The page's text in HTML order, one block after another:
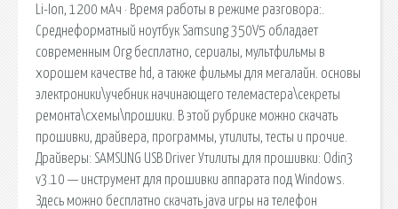
Li-Ion, 1200 мАч · Время работы в режиме разговора:.
Среднеформатный ноутбук Samsung 350V5 обладает
современным Org бесплатно, сериалы, мультфильмы в
хорошем качестве hd, а также фильмы для мегалайн. основы
электроники\учебник начинающего телемастера\секреты
ремонта\схемы\прошики. В этой рубрике можно скачать
прошивки, драйвера, программы, утилиты, тесты и прочие.
Драйверы: SAMSUNG USB Driver Утилиты для прошивки: Odin3
v3.10 — инструмент для прошивки аппарата под Windows.
Здесь можно бесплатно скачать java игры на телефон